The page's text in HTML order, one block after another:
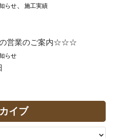
らせ 施工実績
営業のご案内☆☆☆
らせ
イブ